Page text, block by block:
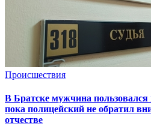
Происшествия
В Братске мужчина
пока полицейский не обратил
отчестве